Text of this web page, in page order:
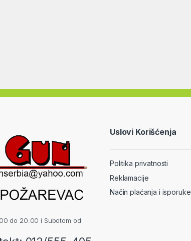
do 20:00 i Subotom od
Uslovi Korišćenja
Politika privatnosti
Reklamacije
Način plaćanja i isporuke